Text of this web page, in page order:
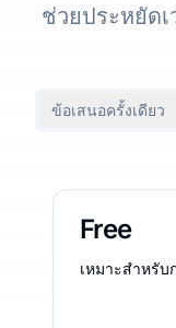
ช่วยประหยัด
ข้อเสนอครั้งเดียว
Free
เหมาะสำหรั